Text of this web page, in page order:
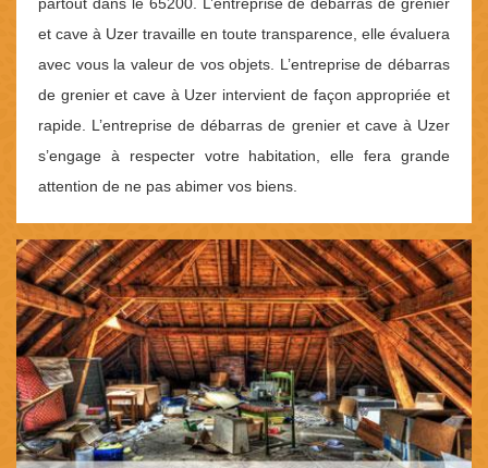
et cave à Uzer travaille en toute transparence, elle évaluera
avec vous la valeur de vos objets. L’entreprise de débarras
de grenier et cave à Uzer intervient de façon appropriée et
rapide. L’entreprise de débarras de grenier et cave à Uzer
s’engage à respecter votre habitation, elle fera grande
attention de ne pas abimer vos biens.